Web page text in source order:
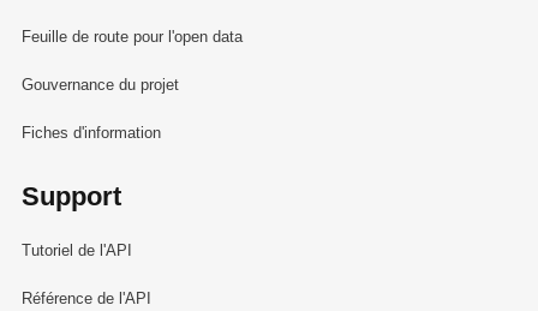
Feuille de route pour l'open data
Gouvernance du projet
Fiches d'information
Support
Tutoriel de l'API
Référence de l'API